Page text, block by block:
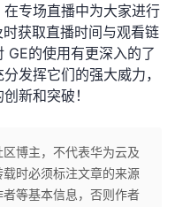
专场直播中为大家进行
获取直播时间与观看链
GE的使用有更深入的了
发挥它们的强大威力，
新和突破！
区博主，不代表华为云及
时必须标注文章的来源
者等基本信息，否则作者